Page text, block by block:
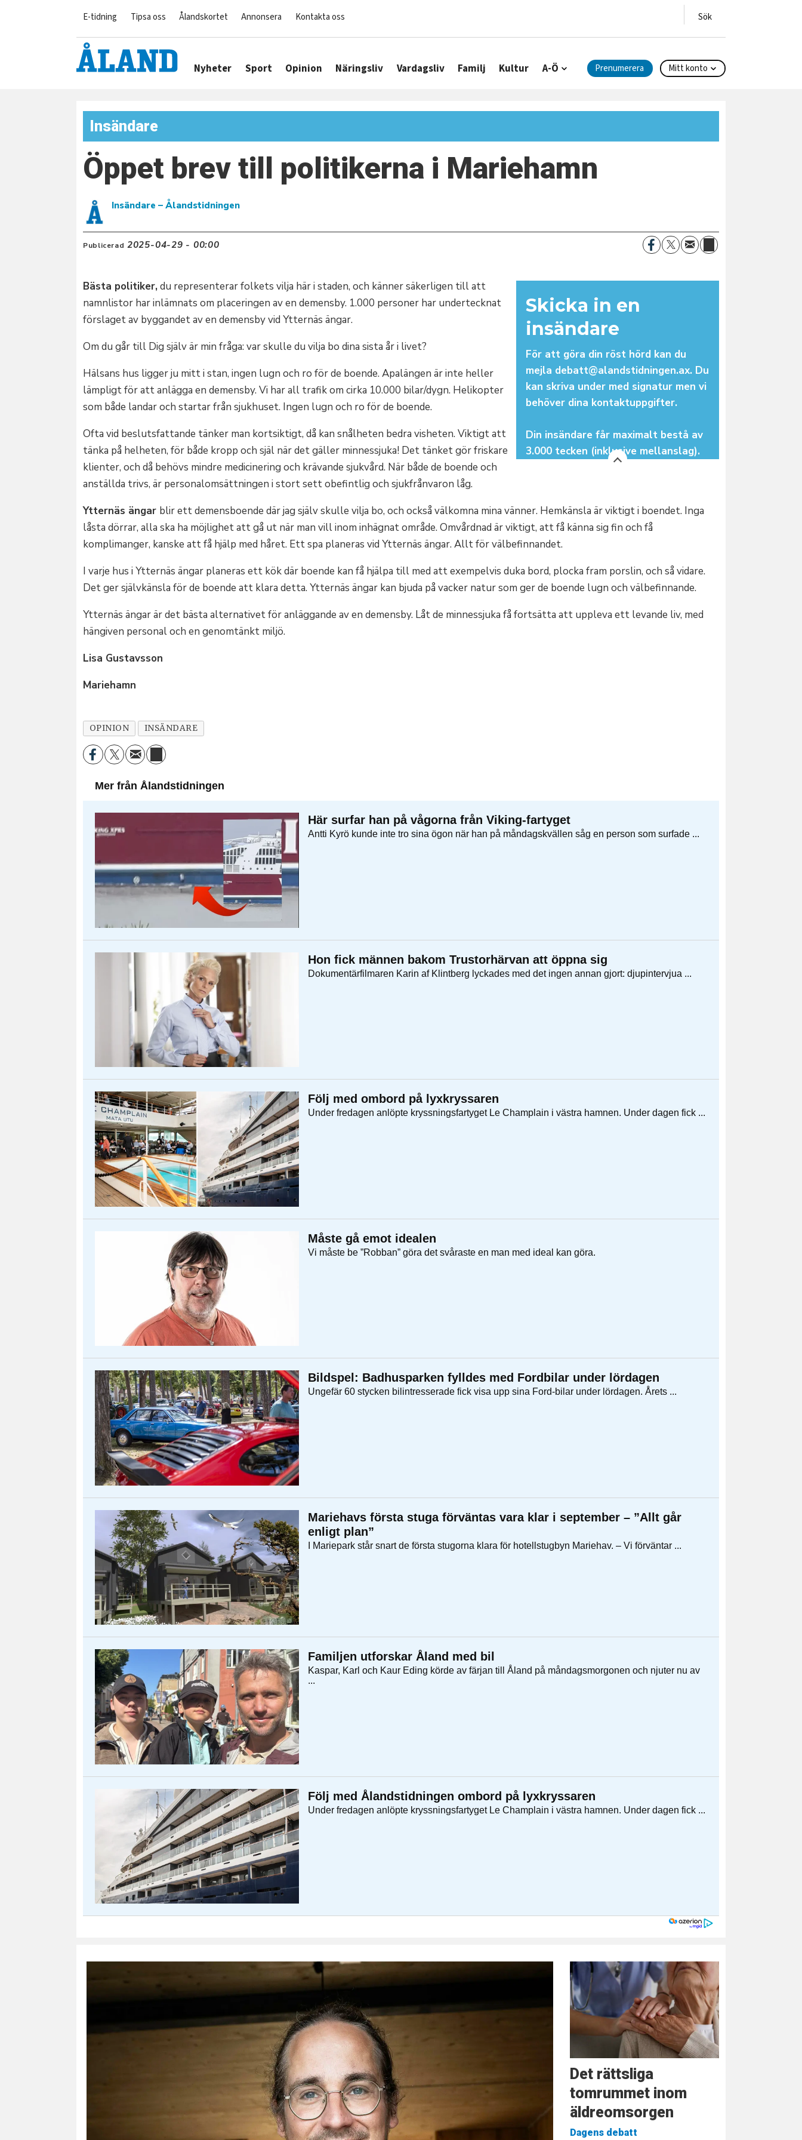
E-tidning Tipsa oss Ålandskortet Annonsera Kontakta oss
Nyheter Sport Opinion Näringsliv Vardagsliv Familj Kultur A-Ö Prenumerera Mitt konto
Insändare
Öppet brev till politikerna i Mariehamn
Insändare – Ålandstidningen
Publicerad 2025-04-29 - 00:00
Skicka in en
insändare
För att göra din röst hörd kan du
mejla debatt@alandstidningen.ax. Du
kan skriva under med signatur men vi
behöver dina kontaktuppgifter.
Din insändare får maximalt bestå av
3.000 tecken (inklusive mellanslag).
Bästa politiker,du representerar folkets vilja här i staden, och känner säkerligen till att
namnlistor har inlämnats om placeringen av en demensby. 1.000 personer har undertecknat
förslaget av byggandet av en demensby vid Ytternäs ängar.
Om du går till Dig själv är min fråga: var skulle du vilja bo dina sista år i livet?
Hälsans hus ligger ju mitt i stan, ingen lugn och ro för de boende. Apalängen är inte heller
lämpligt för att anlägga en demensby. Vi har all trafik om cirka 10.000 bilar/dygn. Helikopter
som både landar och startar från sjukhuset. Ingen lugn och ro för de boende.
Ofta vid beslutsfattande tänker man kortsiktigt, då kan snålheten bedra visheten. Viktigt att
tänka på helheten, för både kropp och själ när det gäller minnessjuka! Det tänket gör friskare
klienter, och då behövs mindre medicinering och krävande sjukvård. När både de boende och
anställda trivs, är personalomsättningen i stort sett obefintlig och sjukfrånvaron låg.
Ytternäs ängar blir ett demensboende där jag själv skulle vilja bo, och också välkomna mina vänner. Hemkänsla är viktigt i boendet. Inga
låsta dörrar, alla ska ha möjlighet att gå ut när man vill inom inhägnat område. Omvårdnad är viktigt, att få känna sig fin och få
komplimanger, kanske att få hjälp med håret. Ett spa planeras vid Ytternäs ängar. Allt för välbefinnandet.
I varje hus i Ytternäs ängar planeras ett kök där boende kan få hjälpa till med att exempelvis duka bord, plocka fram porslin, och så vidare.
Det ger självkänsla för de boende att klara detta. Ytternäs ängar kan bjuda på vacker natur som ger de boende lugn och välbefinnande.
Ytternäs ängar är det bästa alternativet för anläggande av en demensby. Låt de minnessjuka få fortsätta att uppleva ett levande liv, med
hängiven personal och en genomtänkt miljö.
Lisa Gustavsson
Mariehamn
OPINION INSÄNDARE
Det rättsliga
tomrummet inom
äldreomsorgen
Dagens debatt